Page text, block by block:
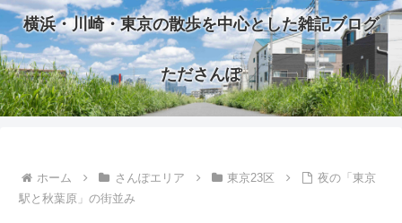
横浜・川崎・東京の散歩を中心とした雑記ブログ
たださんぽ
ホーム さんぽエリア 東京23区
夜の「東京
駅と秋葉原」の街並み